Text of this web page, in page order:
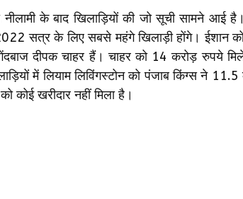
के बाद खिलाड़ियों की जो सूची सामने आई
सत्र के लिए सबसे महंगे खिलाड़ी होंगे। ईशान
दीपक चाहर हैं। चाहर को 14 करोड़ रुपये
में लियाम लिविंगस्टोन को पंजाब किंग्स ने
कोई खरीदार नहीं मिला है।